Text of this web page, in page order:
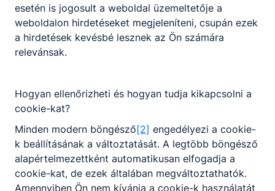
esetén is jogosult a weboldal üzemeltetője a
weboldalon hirdetéseket megjeleníteni, csupán ezek
a hirdetések kevésbé lesznek az Ön számára
relevánsak.
Hogyan ellenőrizheti és hogyan tudja kikapcsolni a
cookie-kat?
Minden modern böngésző[2] engedélyezi a cookie-
k beállításának a változtatását. A legtöbb böngésző
alapértelmezettként automatikusan elfogadja a
cookie-kat, de ezek általában megváltoztathatók.
Amennyiben Ön nem kívánja a cookie-k használatát